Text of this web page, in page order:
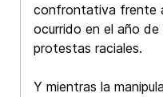
confrontativa frente
ocurrido en el año de
protestas raciales.
Y mientras la